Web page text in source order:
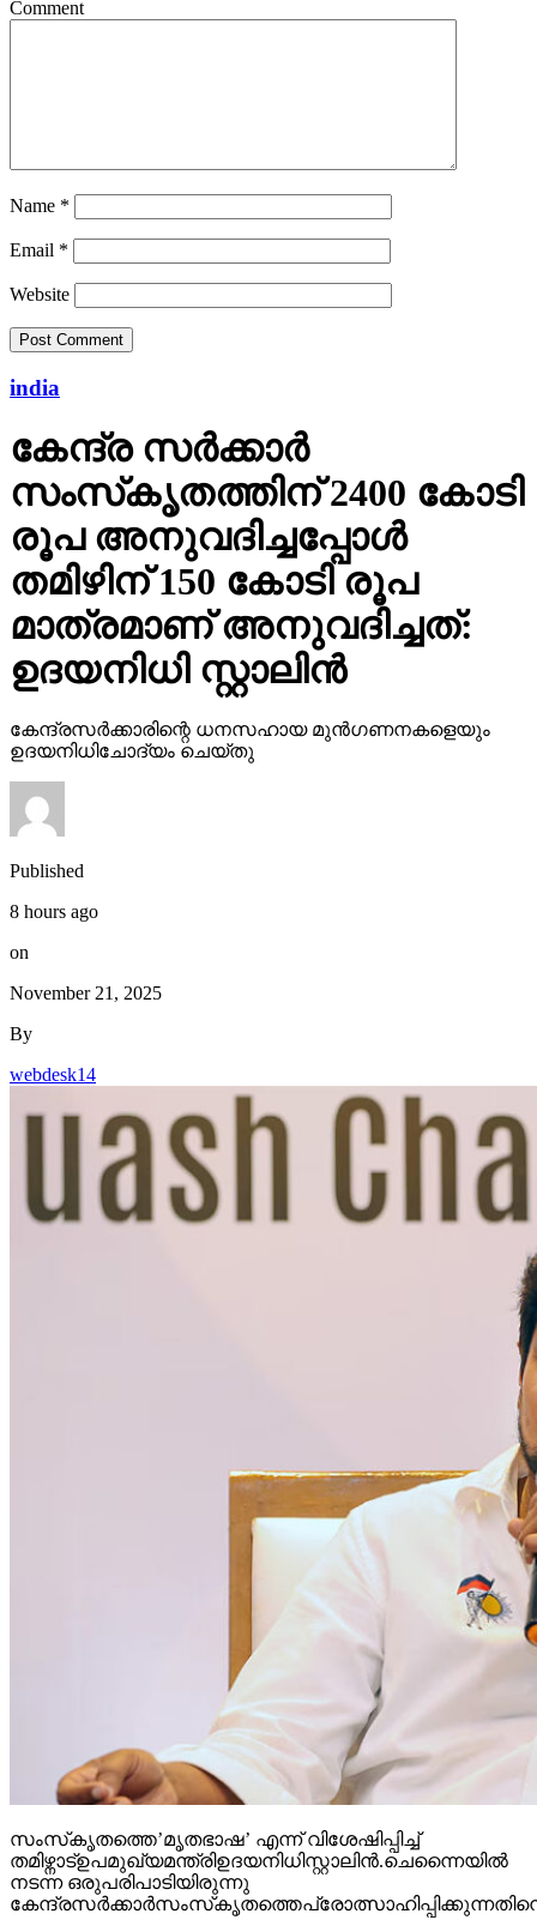
Comment
Name *
Email *
Website
india
കേന്ദ്ര സര്‍ക്കാര്‍
സംസ്‌കൃതത്തിന് 2400 കോടി
രൂപ അനുവദിച്ചപ്പോള്‍
തമിഴിന് 150 കോടി രൂപ
മാത്രമാണ് അനുവദിച്ചത്:
ഉദയനിധി സ്റ്റാലിന്‍
കേന്ദ്രസര്‍ക്കാരിന്റെ ധനസഹായ മുന്‍ഗണനകളെയും
ഉദയനിധിചോദ്യം ചെയ്തു
Published
8 hours ago
on
November 21, 2025
By
webdesk14
സംസ്‌കൃതത്തെ’മൃതഭാഷ’ എന്ന് വിശേഷിപ്പിച്ച്
തമിഴ്നാട്ഉപമുഖ്യമന്ത്രിഉദയനിധിസ്റ്റാലിന്‍.ചെന്നൈയില്‍
നടന്ന ഒരുപരിപാടിയിരുന്നു